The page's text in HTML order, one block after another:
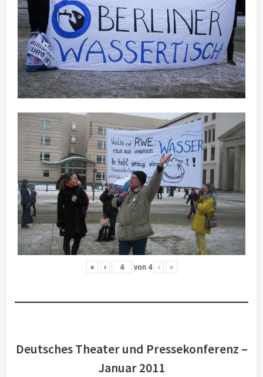
« ‹ von 4 › »
Deutsches Theater und Pressekonferenz –
Januar 2011